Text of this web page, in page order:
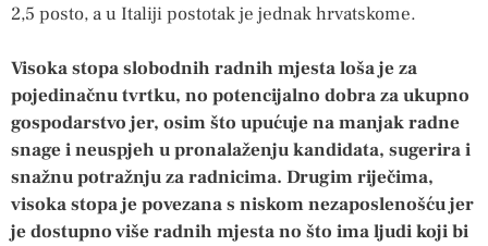
2,5 posto, a u Italiji postotak je jednak hrvatskome.
Visoka stopa slobodnih radnih mjesta loša je za
pojedinačnu tvrtku, no potencijalno dobra za ukupno
gospodarstvo jer, osim što upućuje na manjak radne
snage i neuspjeh u pronalaženju kandidata, sugerira i
snažnu potražnju za radnicima. Drugim riječima,
visoka stopa je povezana s niskom nezaposlenošću jer
je dostupno više radnih mjesta no što ima ljudi koji bi